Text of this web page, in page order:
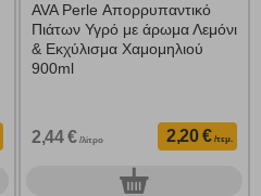
AVA Perle Απορρυπαντικό
Πιάτων Υγρό με άρωμα Λεμόνι
& Εκχύλισμα Χαμομηλιού
900ml
2,44 € /λίτρο 2,20 € /τεμ.
0τεμ.